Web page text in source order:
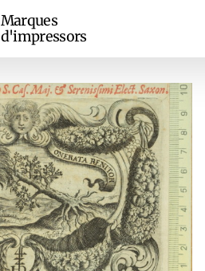
Marques
d'impressors